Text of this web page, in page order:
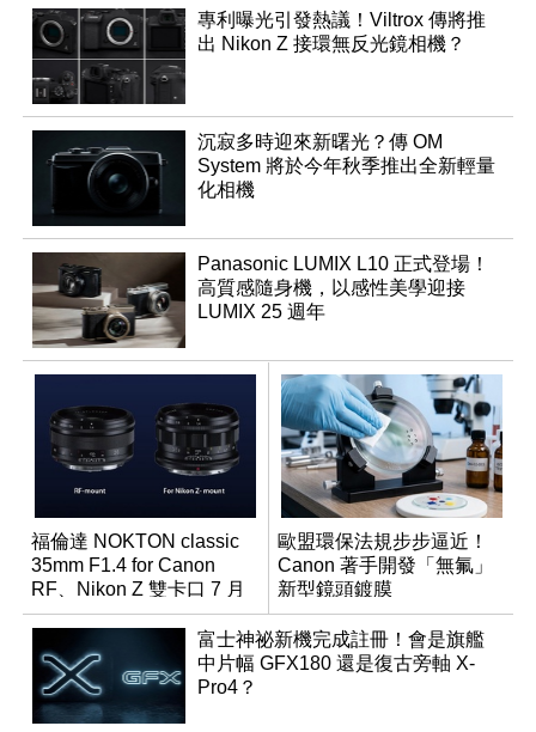
專利曝光引發熱議！Viltrox 傳將推
出 Nikon Z 接環無反光鏡相機？
沉寂多時迎來新曙光？傳 OM
System 將於今年秋季推出全新輕量
化相機
Panasonic LUMIX L10 正式登場！
高質感隨身機，以感性美學迎接
LUMIX 25 週年
福倫達 NOKTON classic
35mm F1.4 for Canon
RF、Nikon Z 雙卡口 7 月
同步登台
歐盟環保法規步步逼近！
Canon 著手開發「無氟」
新型鏡頭鍍膜
富士神祕新機完成註冊！會是旗艦
中片幅 GFX180 還是復古旁軸 X-
Pro4？